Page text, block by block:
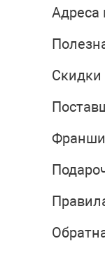
Адреса
Скидки